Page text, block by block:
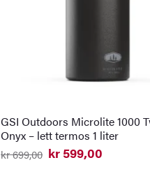
GSI Outdoors Microlite 1000
Onyx – lett termos 1 liter
kr699,00
Opprinnelig
kr 599,00
Nåværende